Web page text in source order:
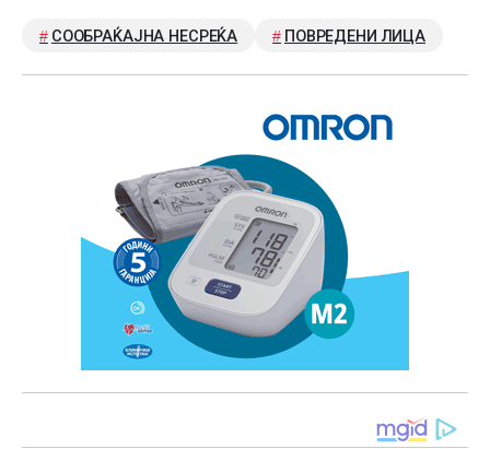
СООБРАЌАЈНА НЕСРЕЌА ПОВРЕДЕНИ ЛИЦА